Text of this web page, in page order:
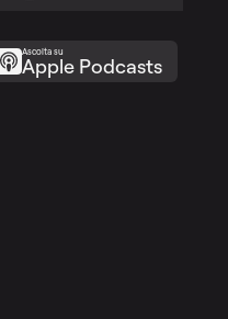
Ascolta su
Apple Podcasts